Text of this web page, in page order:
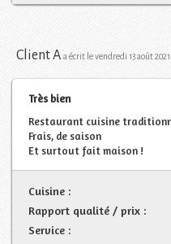
Client A a écrit le vendredi 13 août 2021
Très bien
Restaurant cuisine
Frais, de saison
Et surtout fait maison !
Cuisine :
Rapport qualité / prix :
Service :